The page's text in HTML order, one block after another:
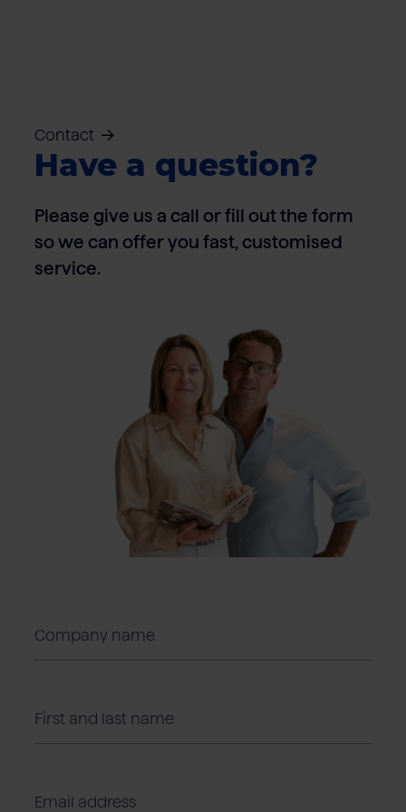
Contact
Have a question?
Please give us a call or fill out the form
so we can offer you fast, customised
service.